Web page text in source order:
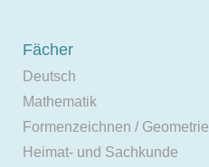
Fächer
Deutsch
Mathematik
Formenzeichnen / Geometrie
Heimat- und Sachkunde